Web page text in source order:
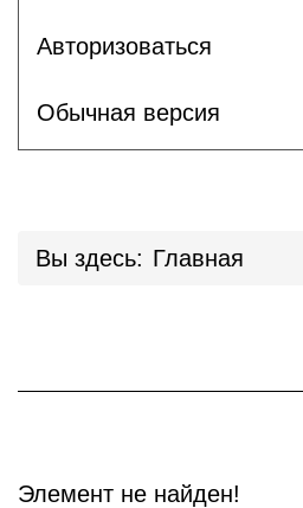
Авторизоваться
Обычная версия
Вы здесь: Главная
Элемент не найден!